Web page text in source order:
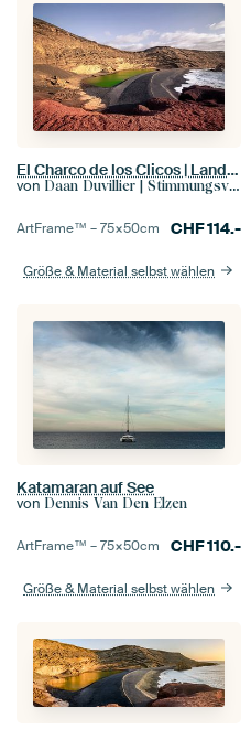
El Charco de los Clicos | Landschaft | Reisefotografie
von Daan Duvillier | Stimmungsvolle Stadt- und Landschaftsfotos
ArtFrame™ –75×50cm CHF114.-
Größe & Material selbst wählen
Katamaran auf See
von Dennis Van Den Elzen
ArtFrame™ –75×50cm CHF110.-
Größe & Material selbst wählen